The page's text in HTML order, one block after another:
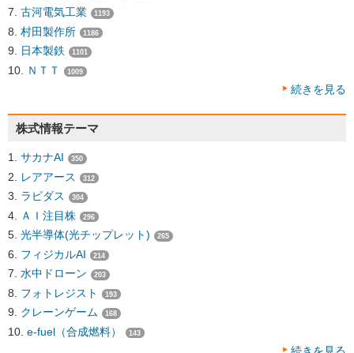
古河電気工業 1193
村田製作所 1186
日本製鉄 1101
ＮＴＴ 1009
続きを見る
株式情報テーマ
サカナAI 350
レアアース 312
ラピダス 304
ＡＩ注目株 296
光半導体(光チップレット) 265
フィジカルAI 214
水中ドローン 203
フォトレジスト 193
クレーンゲーム 168
e-fuel（合成燃料） 143